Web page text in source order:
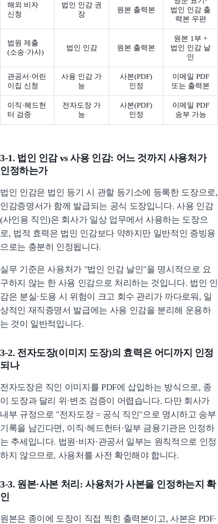
해외 비자
신청
법인 인감 권
장
원본 출력본
법인 인감 출
력본 우편
법원 제출
(소송·가사)
법인 인감 원본 출력본
원본 1부 +
법인 인감 날
인
관공서·어린
이집 신청
사용 인감 가
능
사본(PDF)
인정
이메일 PDF
또는 출력본
이직·헤드헌
터 검증
전자도장 가
능
사본(PDF)
인정
이메일 PDF
송부 가능
3-1. 법인 인감 vs 사용 인감: 어느 것까지 사용처가
인정하는가
법인 인감은 법인 등기 시 관할 등기소에 등록한 도장으로,
인감증명서가 함께 발급되는 공식 도장입니다. 사용 인감
(사인용 직인)은 회사가 일상 업무에서 사용하는 도장으
로, 법적 효력은 법인 인감보다 약하지만 일반적인 증빙용
으로는 충분히 인정됩니다.
실무 기준은 사용처가 "법인 인감 날인"을 명시적으로 요
구하지 않는 한 사용 인감으로 처리하는 것입니다. 법인 인
감은 분실·도용 시 위험이 크고 회수 관리가 까다로워, 일
상적인 재직증명서 발급에는 사용 인감을 분리해 운용하
는 것이 일반적입니다.
3-2. 전자도장(이미지 도장)의 효력은 어디까지 인정
되나
전자도장은 직인 이미지를 PDF에 삽입하는 방식으로, 종
이 도장과 달리 위·변조 검증이 어렵습니다. 다만 회사가
내부 규정으로 "전자도장 = 공식 직인"으로 명시하고 송부
기록을 남긴다면, 이직·헤드헌터·일부 금융기관은 인정하
는 추세입니다. 법원·비자·관공서 일부는 원칙적으로 인정
하지 않으므로, 사용처를 사전 확인해야 합니다.
3-3. 원본·사본 처리: 사용처가 사본을 인정하는지 확
인
원본은 종이에 도장이 직접 찍힌 출력본이고, 사본은 PDF·